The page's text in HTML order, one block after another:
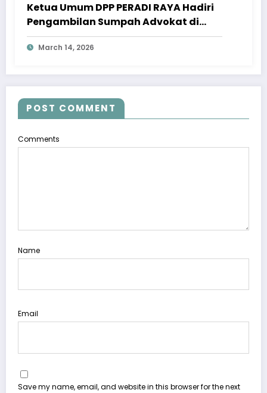
Ketua Umum DPP PERADI RAYA Hadiri
Pengambilan Sumpah Advokat di
Pengadilan Tinggi Jawa Tengah
March 14, 2026
POST COMMENT
Comments
Name
Email
Save my name, email, and website in this browser for the next